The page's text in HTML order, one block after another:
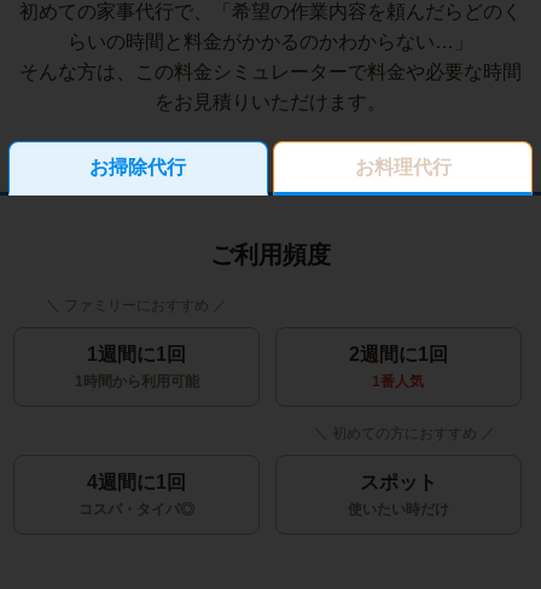
初めての家事代行で、「希望の作業内容を頼んだらどのく
らいの時間と料金がかかるのかわからない…」
そんな方は、この料金シミュレーターで料金や必要な時間
をお見積りいただけます。
お掃除代行 お料理代行
ご利用頻度
1週間に1回
1時間から利用可能
2週間に1回
1番人気
4週間に1回
コスパ・タイパ◎
スポット
使いたい時だけ